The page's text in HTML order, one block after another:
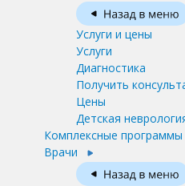
Услуги и цены
Услуги
Диагностика
Получить
Цены
Детская
Комплексные программы
Врачи